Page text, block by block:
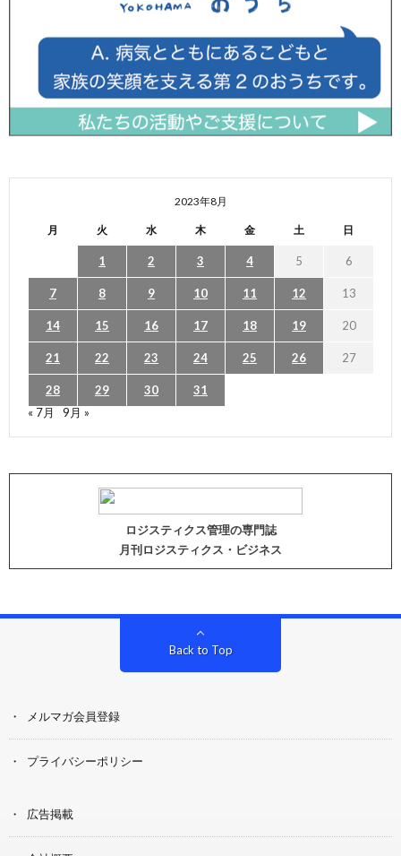
2023年8月
月 火 水 木 金 土 日
1 2 3 4 5 6
7 8 9 10 11 12 13
14 15 16 17 18 19 20
21 22 23 24 25 26 27
28 29 30
31
« 7月
9月 »
ロジスティクス管理の専門誌
月刊ロジスティクス・ビジネス
Back to Top
メルマガ会員登録
プライバシーポリシー
広告掲載